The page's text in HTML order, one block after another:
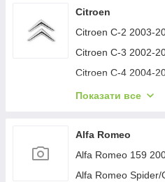
Citroen
Citroen C-2 2003-
Citroen C-3 2002-
Citroen C-4 2004-
Citroen C-1 2005-
Citroen C-4 Picasso
Citroen Nemo 2007-
Citroen Berlingo
Показати все
Alfa Romeo
Alfa Romeo 159
Alfa Romeo Spider/